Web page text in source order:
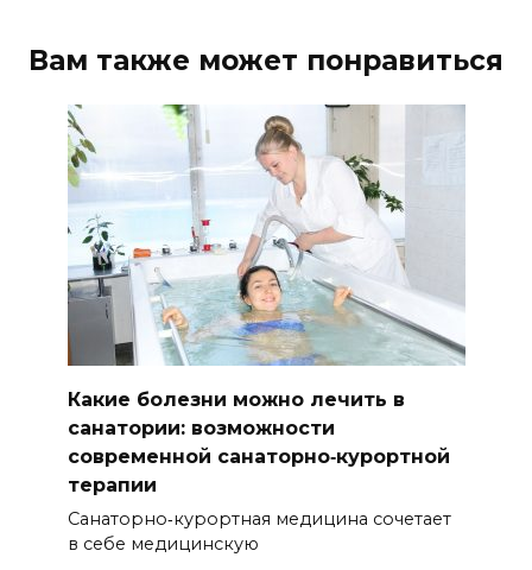
Вам также может понравиться
Какие болезни можно лечить в
санатории: возможности
современной санаторно‑курортной
терапии
Санаторно‑курортная медицина сочетает
в себе медицинскую